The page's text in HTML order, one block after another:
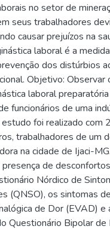
no setor de
seus trabalhadores
causar prejuízos na
laboral é a
dos distúrbios
Objetivo:
laboral
funcionários de uma
foi realizado com
trabalhadores de um
na cidade de Ijaci-
de
Nórdico de
(QNSO), os sintomas
de Dor (EVAD) e
Questionário Bipolar de